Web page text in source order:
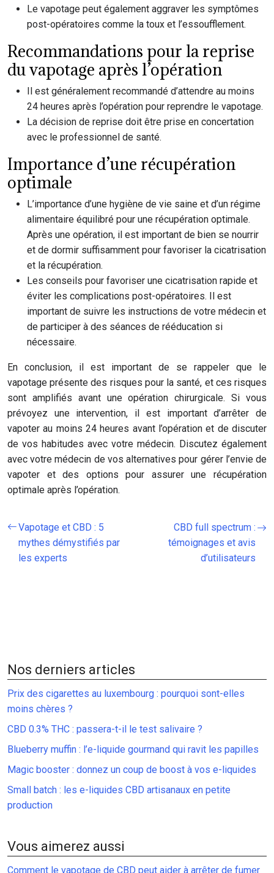
Le vapotage peut également aggraver les symptômes
post-opératoires comme la toux et l’essoufflement.
Recommandations pour la reprise
du vapotage après l’opération
Il est généralement recommandé d’attendre au moins
24 heures après l’opération pour reprendre le vapotage.
La décision de reprise doit être prise en concertation
avec le professionnel de santé.
Importance d’une récupération
optimale
L’importance d’une hygiène de vie saine et d’un régime
alimentaire équilibré pour une récupération optimale.
Après une opération, il est important de bien se nourrir
et de dormir suffisamment pour favoriser la cicatrisation
et la récupération.
Les conseils pour favoriser une cicatrisation rapide et
éviter les complications post-opératoires. Il est
important de suivre les instructions de votre médecin et
de participer à des séances de rééducation si
nécessaire.
En conclusion, il est important de se rappeler que le
vapotage présente des risques pour la santé, et ces risques
sont amplifiés avant une opération chirurgicale. Si vous
prévoyez une intervention, il est important d’arrêter de
vapoter au moins 24 heures avant l’opération et de discuter
de vos habitudes avec votre médecin. Discutez également
avec votre médecin de vos alternatives pour gérer l’envie de
vapoter et des options pour assurer une récupération
optimale après l’opération.
Vapotage et CBD : 5
mythes démystifiés par
les experts
CBD full spectrum :
témoignages et avis
d’utilisateurs
Nos derniers articles
Prix des cigarettes au luxembourg : pourquoi sont-elles
moins chères ?
CBD 0.3% THC : passera-t-il le test salivaire ?
Blueberry muffin : l’e-liquide gourmand qui ravit les papilles
Magic booster : donnez un coup de boost à vos e-liquides
Small batch : les e-liquides CBD artisanaux en petite
production
Vous aimerez aussi
Comment le vapotage de CBD peut aider à arrêter de fumer